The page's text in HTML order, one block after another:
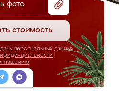
фото
стоимость
персональных данных